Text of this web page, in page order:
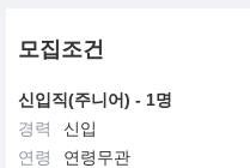
모집조건
신입직(주니어) - 1명
경력
신입
연령
연령무관